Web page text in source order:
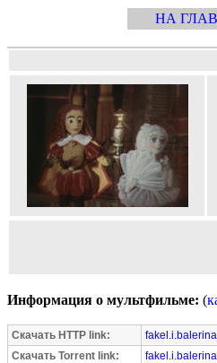
НА
Информация о мультфильме: (
Скачать HTTP link:
Скачать Torrent link: